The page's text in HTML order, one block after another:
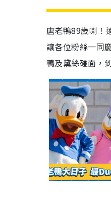
唐老鴨89歲喇！
讓各位粉絲一同
鴨及黛絲碰面，